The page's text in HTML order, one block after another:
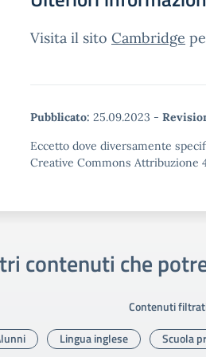
Visita il sito Cambridge
Pubblicato: 25.09.2023 -
Eccetto dove diversamente
Creative Commons Attribuzione
contenuti che
Contenuti
Lingua inglese Scuola